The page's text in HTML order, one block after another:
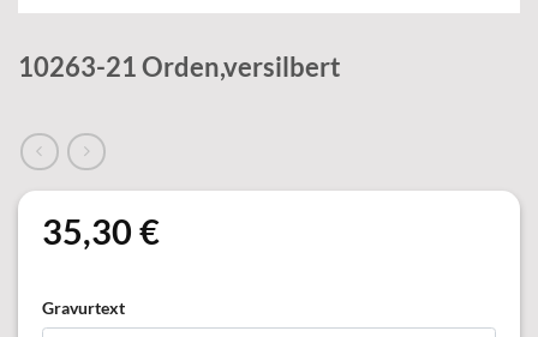
10263-21 Orden,versilbert
35,30 €
Gravurtext